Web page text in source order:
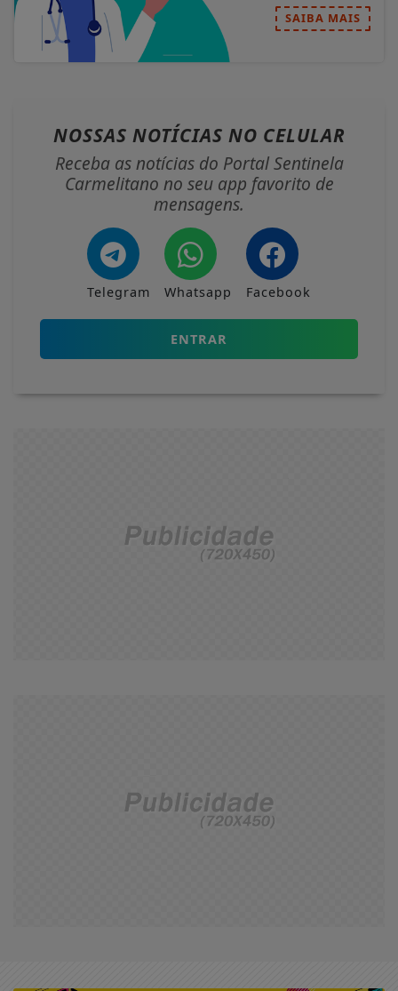
SAIBA MAIS
NOSSAS NOTÍCIAS NO CELULAR
Receba as notícias do Portal Sentinela
Carmelitano no seu app favorito de
mensagens.
Telegram Whatsapp Facebook
ENTRAR